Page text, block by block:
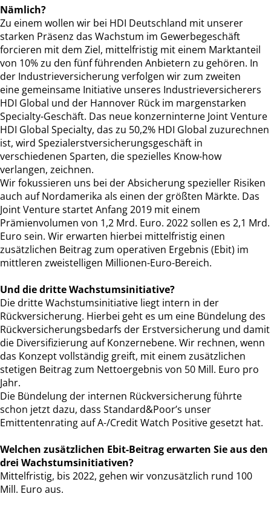
Nämlich?
Zu einem wollen wir bei HDI Deutschland mit unserer
starken Präsenz das Wachstum im Gewerbegeschäft
forcieren mit dem Ziel, mittelfristig mit einem Marktanteil
von 10% zu den fünf führenden Anbietern zu gehören. In
der Industrieversicherung verfolgen wir zum zweiten
eine gemeinsame Initiative unseres Industrieversicherers
HDI Global und der Hannover Rück im margenstarken
Specialty-Geschäft. Das neue konzerninterne Joint Venture
HDI Global Specialty, das zu 50,2% HDI Global zuzurechnen
ist, wird Spezialerstversicherungsgeschäft in
verschiedenen Sparten, die spezielles Know-how
verlangen, zeichnen.
Wir fokussieren uns bei der Absicherung spezieller Risiken
auch auf Nordamerika als einen der größten Märkte. Das
Joint Venture startet Anfang 2019 mit einem
Prämienvolumen von 1,2 Mrd. Euro. 2022 sollen es 2,1 Mrd.
Euro sein. Wir erwarten hierbei mittelfristig einen
zusätzlichen Beitrag zum operativen Ergebnis (Ebit) im
mittleren zweistelligen Millionen-Euro-Bereich.
Und die dritte Wachstumsinitiative?
Die dritte Wachstumsinitiative liegt intern in der
Rückversicherung. Hierbei geht es um eine Bündelung des
Rückversicherungsbedarfs der Erstversicherung und damit
die Diversifizierung auf Konzernebene. Wir rechnen, wenn
das Konzept vollständig greift, mit einem zusätzlichen
stetigen Beitrag zum Nettoergebnis von 50 Mill. Euro pro
Jahr.
Die Bündelung der internen Rückversicherung führte
schon jetzt dazu, dass Standard&Poor’s unser
Emittentenrating auf A-/Credit Watch Positive gesetzt hat.
Welchen zusätzlichen Ebit-Beitrag erwarten Sie aus den
drei Wachstumsinitiativen?
Mittelfristig, bis 2022, gehen wir vonzusätzlich rund 100
Mill. Euro aus.